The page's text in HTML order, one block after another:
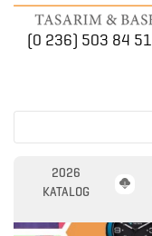
(0 236) 503 84 51
2026
KATALOG